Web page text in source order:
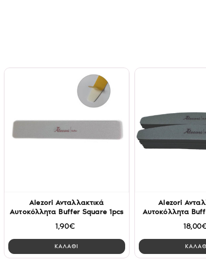
Alezori Ανταλλακτικά
Αυτοκόλλητα Buffer Square 1pcs
1,90€
ΚΑΛΑΘΙ
Alezori
Αυτοκόλλητα